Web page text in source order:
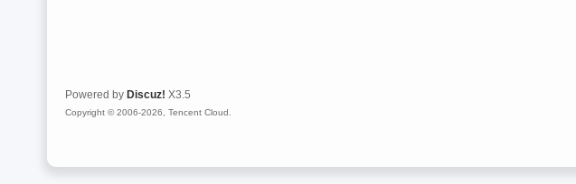
Powered by Discuz! X3.5
Copyright © 2006-2026, Tencent Cloud.